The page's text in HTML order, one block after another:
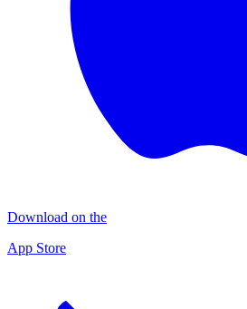
Download on the
App Store